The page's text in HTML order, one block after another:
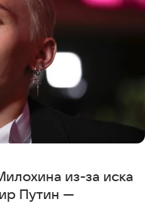
из-за иска
Путин —